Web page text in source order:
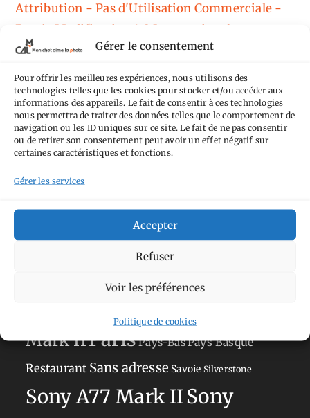
Gérer le consentement
Pour offrir les meilleures expériences, nous utilisons des
technologies telles que les cookies pour stocker et/ou accéder aux
informations des appareils. Le fait de consentir à ces technologies
nous permettra de traiter des données telles que le comportement de
navigation ou les ID uniques sur ce site. Le fait de ne pas consentir
ou de retirer son consentement peut avoir un effet négatif sur
certaines caractéristiques et fonctions.
Gérer les services
Accepter
Refuser
Voir les préférences
Politique de cookies
Attribution - Pas d'Utilisation Commerciale -
Pas de Modification 4.0 International
Fondé(e) sur une œuvre dehttps://mcalp.fr
Tags
AilleursAimez-vous bordel
DanemarkEspagne
Hébergement
La DéfenseNormandie
Mark IIParisPays-BasPays Basque
Restaurant Sans adresse Savoie Silverstone
Sony A77 Mark IISony